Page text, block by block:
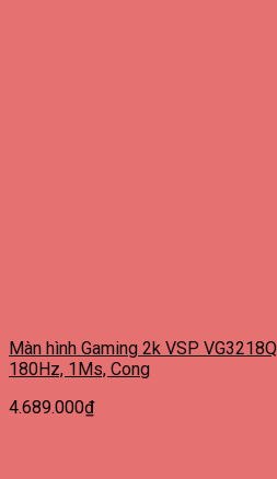
Màn hình Gaming 2k VSP
180Hz, 1Ms, Cong
4.689.000₫